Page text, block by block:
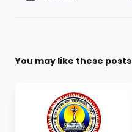
You may like these posts